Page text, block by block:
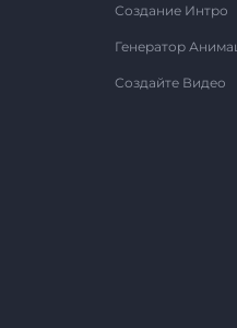
Создание Интро
Генератор
Создайте Видео